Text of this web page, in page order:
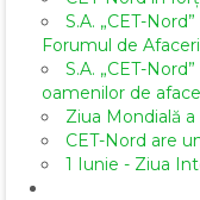
S.A. „CET-
Forumul de
S.A. „CET-
oamenilor de
Ziua Mondială
CET-Nord are
1 Iunie - Ziua